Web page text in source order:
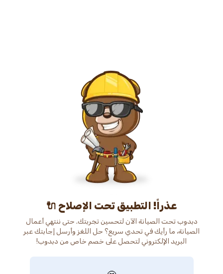
عذراً! التطبيق تحت الإصلاح 🔌
دبدوب تحت الصيانة الآن لتحسين تجربتك. حتى ننتهي أعمال
الصيانة، ما رأيك في تحدي سريع؟ حل اللغز وأرسل إجابتك عبر
البريد الإلكتروني لتحصل على خصم خاص من دبدوب!